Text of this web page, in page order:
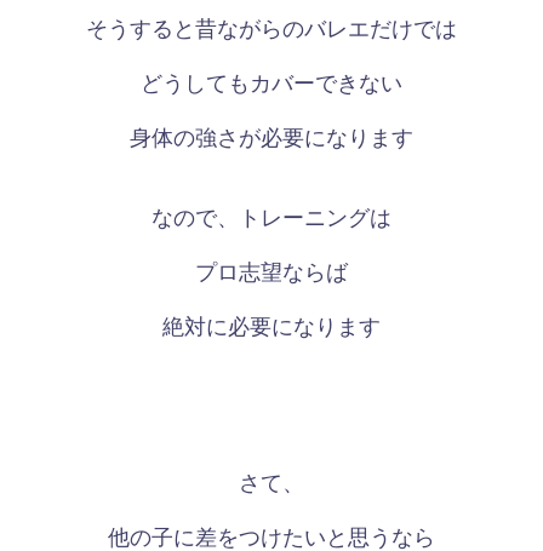
そうすると昔ながらのバレエだけでは
どうしてもカバーできない
身体の強さが必要になります
なので、トレーニングは
プロ志望ならば
絶対に必要になります
さて、
他の子に差をつけたいと思うなら